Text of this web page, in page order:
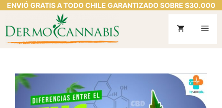
ENVIÓ GRATIS A TODO CHILE GARANTIZADO SOBRE $30.000
al
contenido